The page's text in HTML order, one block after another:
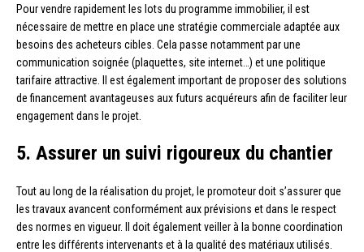
Pour vendre rapidement les lots du programme immobilier, il est
nécessaire de mettre en place une stratégie commerciale adaptée aux
besoins des acheteurs cibles. Cela passe notamment par une
communication soignée (plaquettes, site internet…) et une politique
tarifaire attractive. Il est également important de proposer des solutions
de financement avantageuses aux futurs acquéreurs afin de faciliter leur
engagement dans le projet.
5. Assurer un suivi rigoureux du chantier
Tout au long de la réalisation du projet, le promoteur doit s’assurer que
les travaux avancent conformément aux prévisions et dans le respect
des normes en vigueur. Il doit également veiller à la bonne coordination
entre les différents intervenants et à la qualité des matériaux utilisés.